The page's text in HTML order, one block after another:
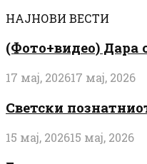
НАЈНОВИ ВЕСТИ
(Фото+видео) Дара
17 мај, 202617 мај, 2026
Светски
15 мај, 202615 мај, 2026